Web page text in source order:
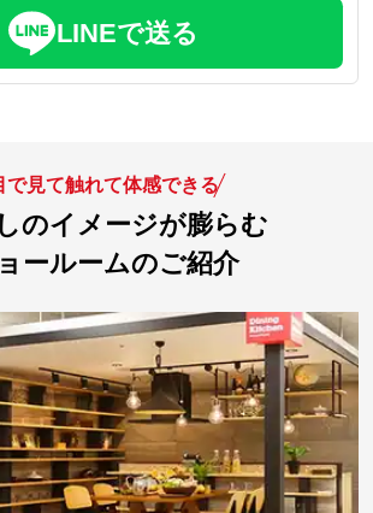
LINEで送る
で見て触れて体感できる
のイメージが膨らむ
ールームのご紹介